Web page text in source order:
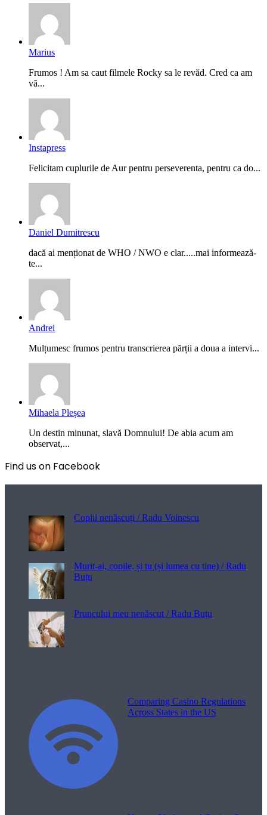
Marius
Frumos ! Am sa caut filmele Rocky sa le revăd. Cred ca am
vă...
Instapress
Felicitam cuplurile de Aur pentru perseverenta, pentru ca do...
Daniel Dumitrescu
dacă ai menționat de WHO / NWO e clar.....mai informează-
te...
Andrei
Mulțumesc frumos pentru transcrierea părții a doua a intervi...
Mihaela Pleșea
Un destin minunat, slavă Domnului! De abia acum am
observat,...
Find us on Facebook
Copiii nenăscuți / Radu Voinescu
Murit-ai, copile, și tu (și lumea cu tine) / Radu
Buțu
Pruncului meu nenăscut / Radu Buțu
Comparing Casino Regulations
Across States in the US